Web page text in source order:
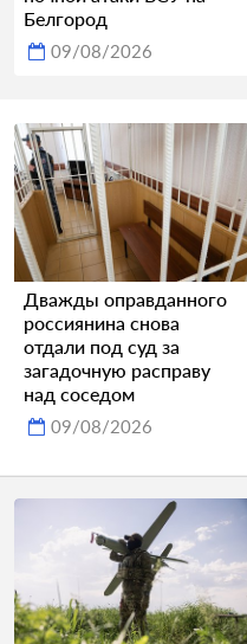
Белгород
09/08/2026
Дважды оправданного
россиянина снова
отдали под суд за
загадочную расправу
над соседом
09/08/2026